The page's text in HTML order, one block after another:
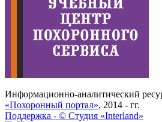
Информационно-аналитический
«Похоронный портал», 2014 - гг.
Поддержка - © Cтудия «Interland»